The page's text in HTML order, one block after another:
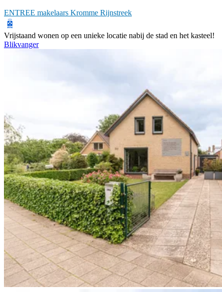
ENTREE makelaars Kromme Rijnstreek
Vrijstaand wonen op een unieke locatie nabij de stad en het kasteel!
Blikvanger